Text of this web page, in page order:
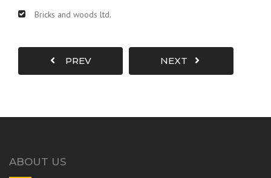
Bricks and woods ltd.
PREV NEXT
ABOUT US